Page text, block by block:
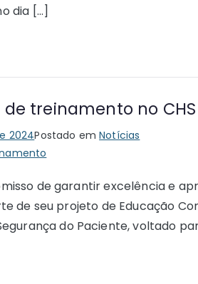
dia […]
treinamento no
2024Postado emNotícias
de garantir excelência e
de seu projeto de Educação
do Paciente, voltado